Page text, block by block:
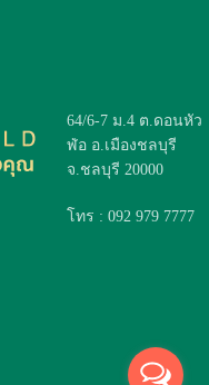
64/6-7 ม.4 ต.ดอนหัว
ฬ่อ อ.เมืองชลบุรี
จ.ชลบุรี 20000
โทร : 092 979 7777